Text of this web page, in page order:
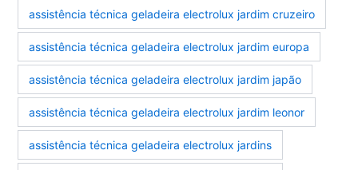
assistência técnica geladeira electrolux jardim cruzeiro
assistência técnica geladeira electrolux jardim europa
assistência técnica geladeira electrolux jardim japão
assistência técnica geladeira electrolux jardim leonor
assistência técnica geladeira electrolux jardins